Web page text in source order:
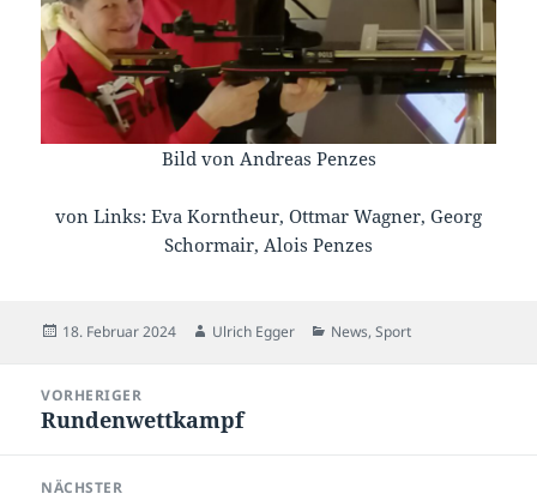
Bild von Andreas Penzes
von Links: Eva Korntheur, Ottmar Wagner, Georg
Schormair, Alois Penzes
Veröffentlicht
18. Februar 2024 Autor
Ulrich Egger Kategorien
News,Sport
VORHERIGER
Vorheriger
Rundenwettkampf
NÄCHSTER